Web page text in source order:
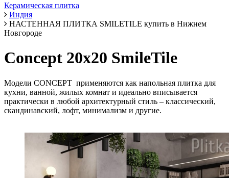
Керамическая плитка
Индия
НАСТЕННАЯ ПЛИТКА SMILETILE купить в Нижнем
Новгороде
Concept 20х20 SmileTile
Модели CONCEPT применяются как напольная плитка для
кухни, ванной, жилых комнат и идеально вписывается
практически в любой архитектурный стиль – классический,
скандинавский, лофт, минимализм и другие.